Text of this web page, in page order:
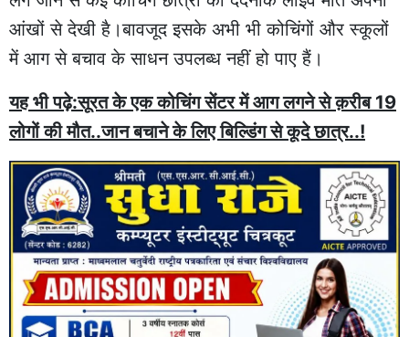
आंखों से देखी है।बावजूद इसके अभी भी कोचिंगों और स्कूलों
में आग से बचाव के साधन उपलब्ध नहीं हो पाए हैं।
यह भी पढ़े:सूरत के एक कोचिंग सेंटर में आग लगने से क़रीब 19
लोगों की मौत..जान बचाने के लिए बिल्डिंग से कूदे छात्र..!